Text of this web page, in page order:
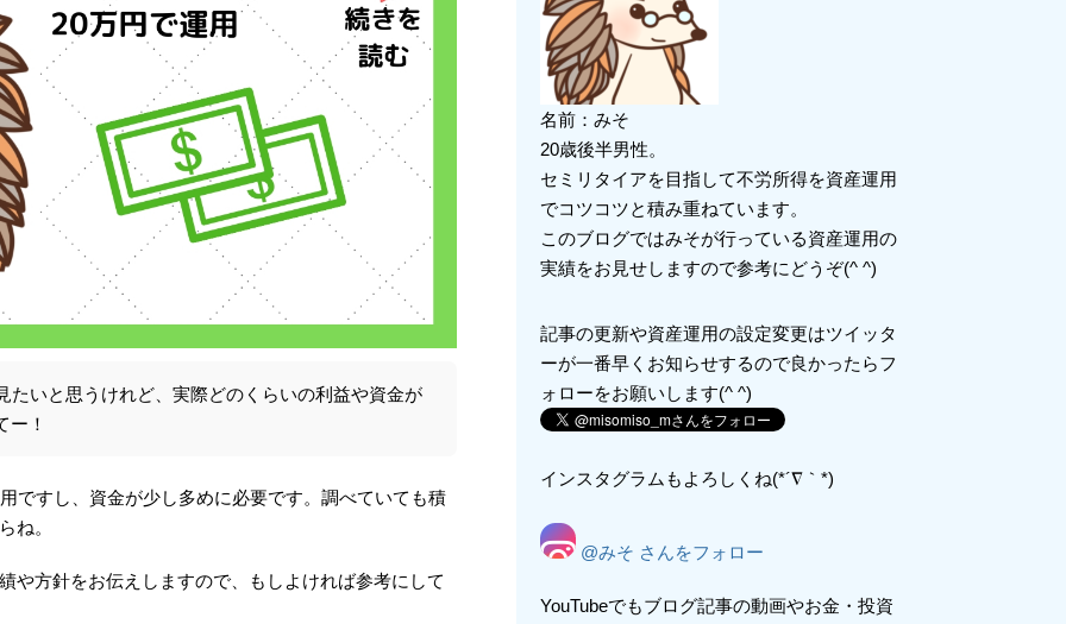
たいと思うけれど、実際どのくらいの利益や資金が
ー！
ですし、資金が少し多めに必要です。調べていても積
ね。
や方針をお伝えしますので、もしよければ参考にして
名前：みそ
20歳後半男性。
セミリタイアを目指して不労所得を資産運用
でコツコツと積み重ねています。
このブログではみそが行っている資産運用の
実績をお見せしますので参考にどうぞ(^ ^)
記事の更新や資産運用の設定変更はツイッタ
ーが一番早くお知らせするので良かったらフ
ォローをお願いします(^ ^)
インスタグラムもよろしくね(*´∇｀*)
@みそ さんをフォロー
YouTubeでもブログ記事の動画やお金・投資